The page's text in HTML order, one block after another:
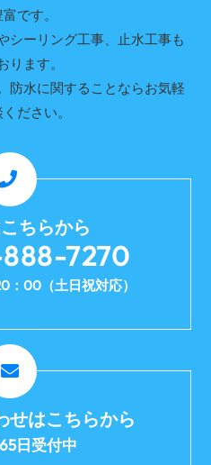
です。
シーリング工事、止水工事も
ります。
防水に関することならお気軽
ださい。
ちらから
7270
：00（土日祝対応）
せはこちらから
日受付中